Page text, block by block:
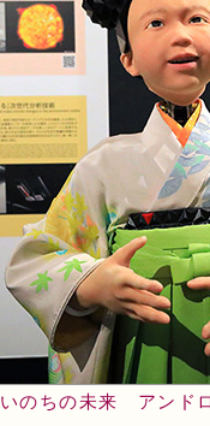
いのちの未来 アン